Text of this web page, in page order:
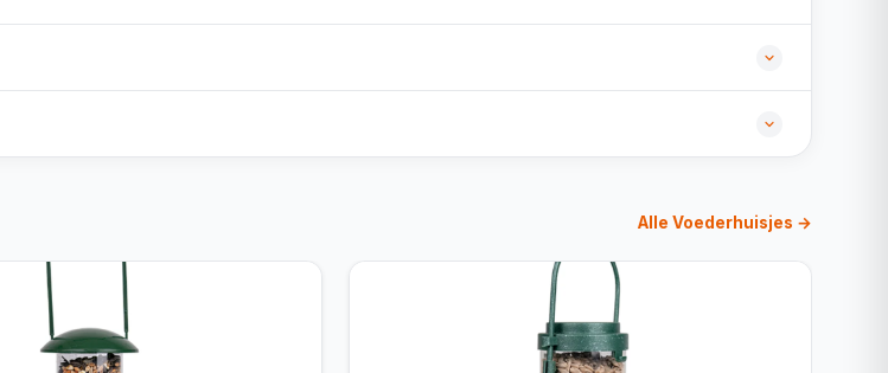
Alle Voederhuisjes →